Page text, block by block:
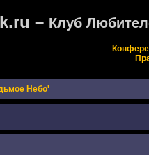
– Клуб
Небо'